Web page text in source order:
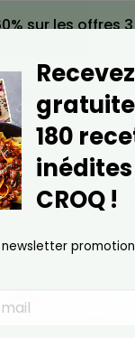
sur les offres
VOIR LA PROMO
Pour Perdre La
Recevez
180
CROQ !
newsletter